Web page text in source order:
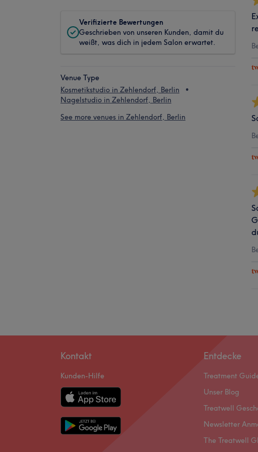
Verifizierte Bewertungen
Geschrieben von unseren Kunden, damit du
weißt, was dich in jedem Salon erwartet.
Venue Type
Kosmetikstudio in Zehlendorf, Berlin
Nagelstudio in Zehlendorf, Berlin
See more venues in Zehlendorf, Berlin
Kontakt
Kunden-Hilfe
Entdecke
Treatment
Unser Blog
Treatwell
Newsletter
The Treatwell